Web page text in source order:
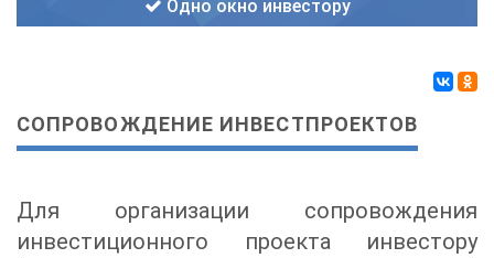
Одно окно инвестору
СОПРОВОЖДЕНИЕ ИНВЕСТПРОЕКТОВ
Для организации сопровождения
инвестиционного проекта инвестору